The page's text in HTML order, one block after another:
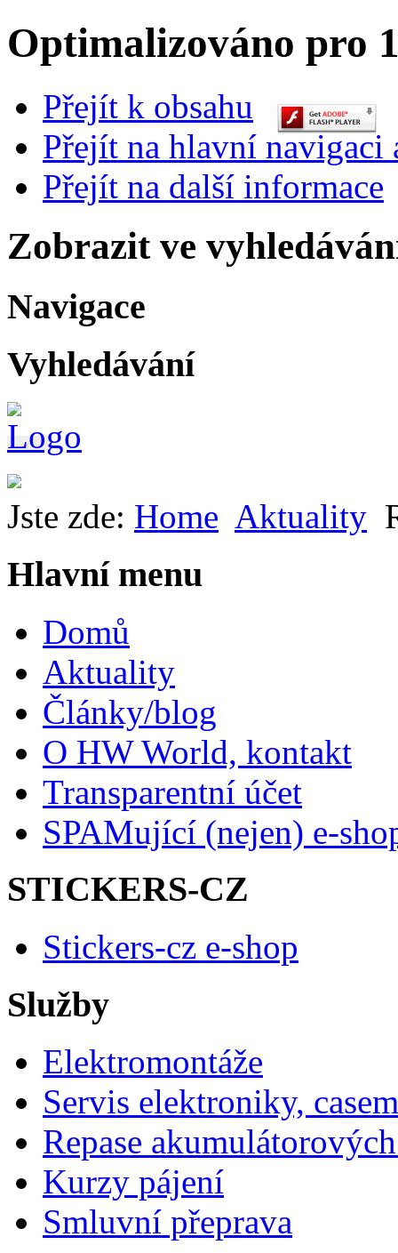
Optimalizováno pro
Přejít k obsahu
Přejít na hlavní navigaci
Přejít na další informace
Zobrazit ve
Navigace
Vyhledávání
Jste zde: Home Aktuality
Hlavní menu
Domů
Aktuality
Články/blog
O HW World, kontakt
Transparentní účet
SPAMující (nejen) e-
STICKERS-CZ
Stickers-cz e-shop
Služby
Elektromontáže
Servis elektroniky,
Repase
Kurzy pájení
Smluvní přeprava